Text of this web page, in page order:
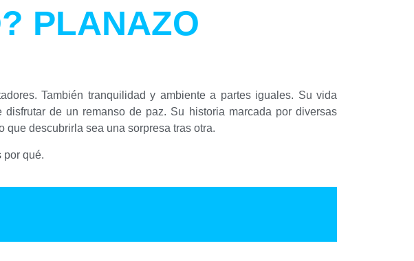
PLANAZO
También tranquilidad y ambiente a partes iguales. Su vida
de un remanso de paz. Su historia marcada por diversas
descubrirla sea una sorpresa tras otra.
por qué.